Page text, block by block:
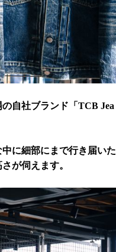
自社ブランド「TCB Jea
に細部にまで行き届いた
が伺えます。